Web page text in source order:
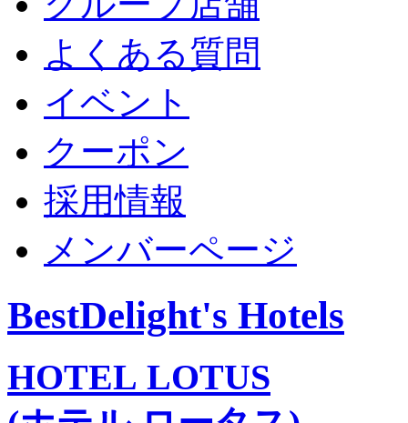
よくある質問
イベント
クーポン
採用情報
メンバーページ
BestDelight's Hotels
HOTEL LOTUS